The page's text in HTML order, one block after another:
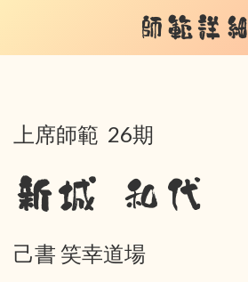
師範詳細
上席師範 26期
新城 和代
己書 笑幸道場